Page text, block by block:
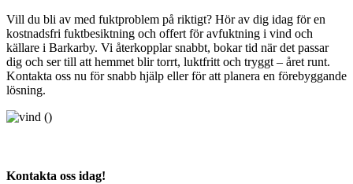
Vill du bli av med fuktproblem på riktigt? Hör av dig idag för en
kostnadsfri fuktbesiktning och offert för avfuktning i vind och
källare i Barkarby. Vi återkopplar snabbt, bokar tid när det passar
dig och ser till att hemmet blir torrt, luktfritt och tryggt – året runt.
Kontakta oss nu för snabb hjälp eller för att planera en förebyggande
lösning.
Kontakta oss idag!